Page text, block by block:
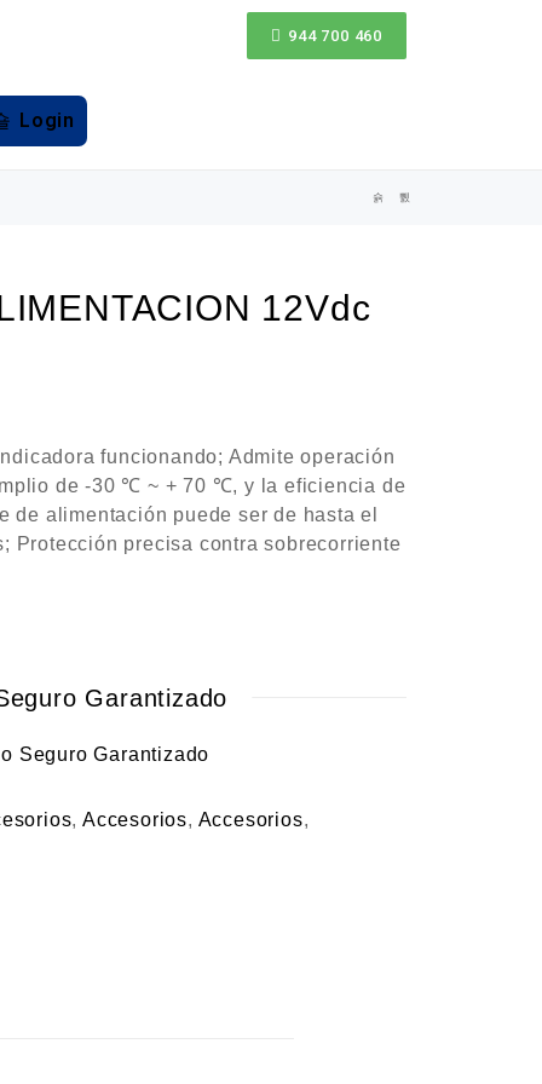
944 700 460
Login
12Vdc
funcionando; Admite operación
de -30 ℃ ~ + 70 ℃, y la eficiencia de
de alimentación puede ser de hasta el
Protección precisa contra sobrecorriente
Garantizado
,Accesorios, Accesorios,